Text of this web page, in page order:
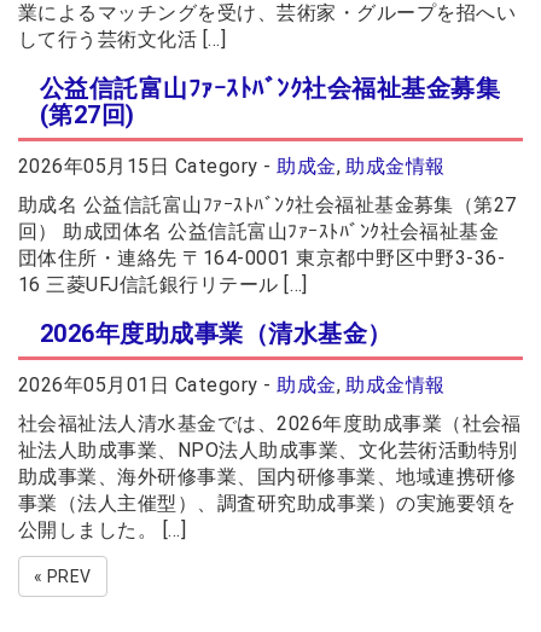
業によるマッチングを受け、芸術家・グループを招へい
して行う芸術文化活 […]
公益信託富山ﾌｧｰｽﾄﾊﾞﾝｸ社会福祉基金募集
(第27回)
2026年05月15日 Category -助成金,助成金情報
助成名 公益信託富山ﾌｧｰｽﾄﾊﾞﾝｸ社会福祉基金募集（第27
回） 助成団体名 公益信託富山ﾌｧｰｽﾄﾊﾞﾝｸ社会福祉基金
団体住所・連絡先 〒164-0001 東京都中野区中野3-36-
16 三菱UFJ信託銀行リテール […]
2026年度助成事業（清水基金）
2026年05月01日 Category -助成金,助成金情報
社会福祉法人清水基金では、2026年度助成事業（社会福
祉法人助成事業、NPO法人助成事業、文化芸術活動特別
助成事業、海外研修事業、国内研修事業、地域連携研修
事業（法人主催型）、調査研究助成事業）の実施要領を
公開しました。 […]
« PREV